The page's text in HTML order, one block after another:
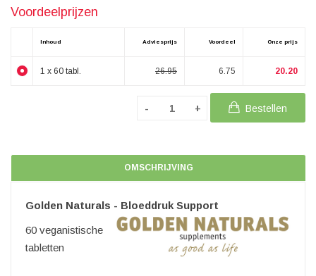
Voordeelprijzen
Inhoud Adviesprijs Voordeel Onze prijs
1 x 60 tabl. 26.95 6.75 20.20
Bestellen
OMSCHRIJVING
Golden Naturals - Bloeddruk Support
60 veganistische
tabletten